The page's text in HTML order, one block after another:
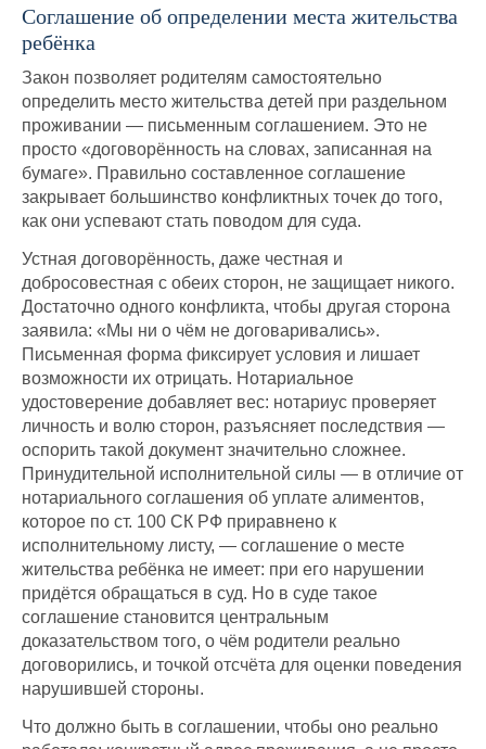
Соглашение об определении места жительства
ребёнка
Закон позволяет родителям самостоятельно
определить место жительства детей при раздельном
проживании — письменным соглашением. Это не
просто «договорённость на словах, записанная на
бумаге». Правильно составленное соглашение
закрывает большинство конфликтных точек до того,
как они успевают стать поводом для суда.
Устная договорённость, даже честная и
добросовестная с обеих сторон, не защищает никого.
Достаточно одного конфликта, чтобы другая сторона
заявила: «Мы ни о чём не договаривались».
Письменная форма фиксирует условия и лишает
возможности их отрицать. Нотариальное
удостоверение добавляет вес: нотариус проверяет
личность и волю сторон, разъясняет последствия —
оспорить такой документ значительно сложнее.
Принудительной исполнительной силы — в отличие от
нотариального соглашения об уплате алиментов,
которое по ст. 100 СК РФ приравнено к
исполнительному листу, — соглашение о месте
жительства ребёнка не имеет: при его нарушении
придётся обращаться в суд. Но в суде такое
соглашение становится центральным
доказательством того, о чём родители реально
договорились, и точкой отсчёта для оценки поведения
нарушившей стороны.
Что должно быть в соглашении, чтобы оно реально